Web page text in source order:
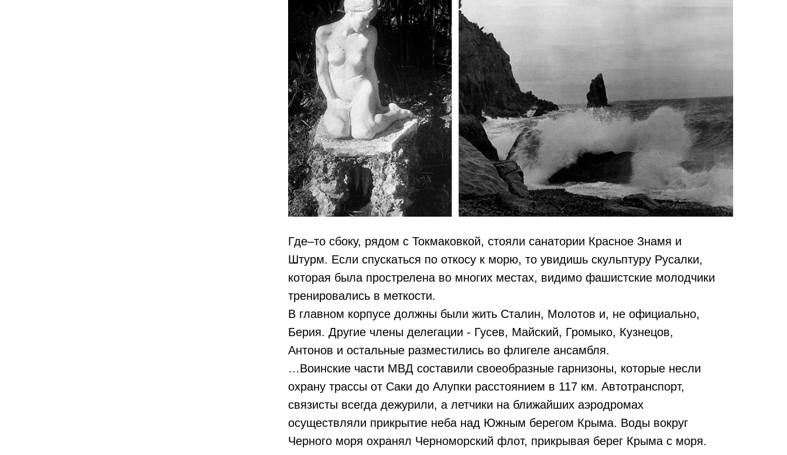
Где–то сбоку, рядом с Токмаковкой, стояли санатории Красное Знамя и
Штурм. Если спускаться по откосу к морю, то увидишь скульптуру Русалки,
которая была прострелена во многих местах, видимо фашистские молодчики
тренировались в меткости.
В главном корпусе должны были жить Сталин, Молотов и, не официально,
Берия. Другие члены делегации - Гусев, Майский, Громыко, Кузнецов,
Антонов и остальные разместились во флигеле ансамбля.
…Воинские части МВД составили своеобразные гарнизоны, которые несли
охрану трассы от Саки до Алупки расстоянием в 117 км. Автотранспорт,
связисты всегда дежурили, а летчики на ближайших аэродромах
осуществляли прикрытие неба над Южным берегом Крыма. Воды вокруг
Черного моря охранял Черноморский флот, прикрывая берег Крыма с моря.